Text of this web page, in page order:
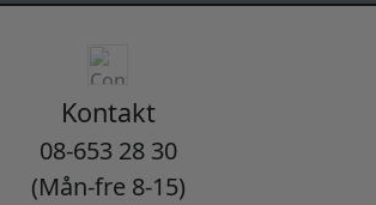
Kontakt
08-653 28 30
(Mån-fre 8-15)